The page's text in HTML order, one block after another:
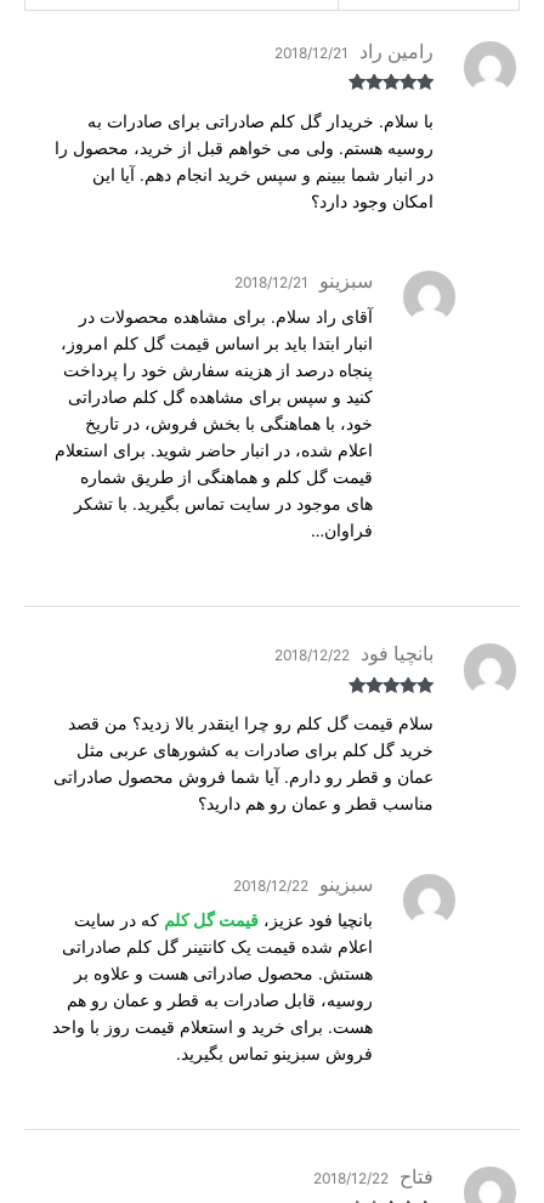
of 5
رامین راد 2018/12/21
با سلام. خریدار گل کلم صادراتی برای صادرات به
روسیه هستم. ولی می خواهم قبل از خرید، محصول را
در انبار شما ببینم و سپس خرید انجام دهم. آیا این
امکان وجود دارد؟
سبزینو 2018/12/21
آقای راد سلام. برای مشاهده محصولات در
انبار ابتدا باید بر اساس قیمت گل کلم امروز،
پنجاه درصد از هزینه سفارش خود را پرداخت
کنید و سپس برای مشاهده گل کلم صادراتی
خود، با هماهنگی با بخش فروش، در تاریخ
اعلام شده، در انبار حاضر شوید. برای استعلام
قیمت گل کلم و هماهنگی از طریق شماره
های موجود در سایت تماس بگیرید. با تشکر
فراوان…
of 5
بانچیا فود 2018/12/22
سلام قیمت گل کلم رو چرا اینقدر بالا زدید؟ من قصد
خرید گل کلم برای صادرات به کشورهای عربی مثل
عمان و قطر رو دارم. آیا شما فروش محصول صادراتی
مناسب قطر و عمان رو هم دارید؟
سبزینو 2018/12/22
بانچیا فود عزیز، قیمت گل کلم که در سایت
اعلام شده قیمت یک کانتینر گل کلم صادراتی
هستش. محصول صادراتی هست و علاوه بر
روسیه، قابل صادرات به قطر و عمان رو هم
هست. برای خرید و استعلام قیمت روز با واحد
فروش سبزینو تماس بگیرید.
فتاح 2018/12/22